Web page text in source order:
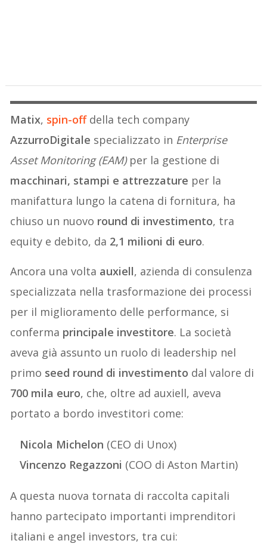
Matix, spin-offdella tech company
AzzurroDigitale specializzato in Enterprise
Asset Monitoring (EAM)per la gestione di
macchinari, stampi e attrezzature per la
manifattura lungo la catena di fornitura, ha
chiuso un nuovo round di investimento, tra
equity e debito, da 2,1 milioni di euro.
Ancora una volta auxiell, azienda di consulenza
specializzata nella trasformazione dei processi
per il miglioramento delle performance, si
conferma principale investitore. La società
aveva già assunto un ruolo di leadership nel
primo seed round di investimento dal valore di
700 mila euro, che, oltre ad auxiell, aveva
portato a bordo investitori come:
Nicola Michelon (CEO di Unox)
Vincenzo Regazzoni (COO di Aston Martin)
A questa nuova tornata di raccolta capitali
hanno partecipato importanti imprenditori
italiani e angel investors, tra cui: